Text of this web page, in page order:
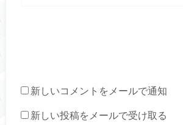
新しいコメントをメールで通知
新しい投稿をメールで受け取る